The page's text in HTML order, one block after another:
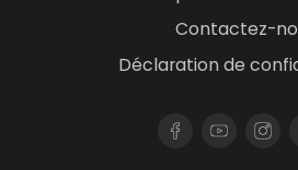
Contactez-
Déclaration de